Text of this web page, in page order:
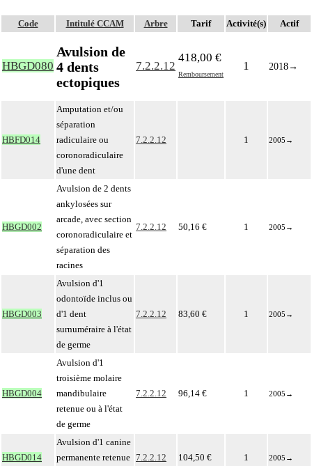
Code Intitulé CCAM Arbre Tarif Activité(s) Actif
HBGD080
Avulsion de
4 dents
ectopiques
7.2.2.12
418,00 €
Remboursement
1 2018→
HBFD014
Amputation et/ou
séparation
radiculaire ou
coronoradiculaire
d'une dent
7.2.2.12 1 2005 →
HBGD002
Avulsion de 2 dents
ankylosées sur
arcade, avec section
coronoradiculaire et
séparation des
racines
7.2.2.12 50,16 € 1 2005 →
HBGD003
Avulsion d'1
odontoïde inclus ou
d'1 dent
surnuméraire à l'état
de germe
7.2.2.12 83,60 € 1 2005 →
HBGD004
Avulsion d'1
troisième molaire
mandibulaire
retenue ou à l'état
de germe
7.2.2.12 96,14 € 1 2005 →
HBGD014
Avulsion d'1 canine
permanente retenue 7.2.2.12 104,50 € 1 2005 →